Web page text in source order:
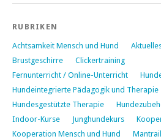
RUBRIKEN
Achtsamkeit Mensch und Hund
Brustgeschirre
Clickertraining
Fernunterricht / Online-Unterricht
Hundeintegrierte Pädagogik und Therapie
Hundesgestützte Therapie
Indoor-Kurse
Junghundekurs
Kooperation Mensch und Hund